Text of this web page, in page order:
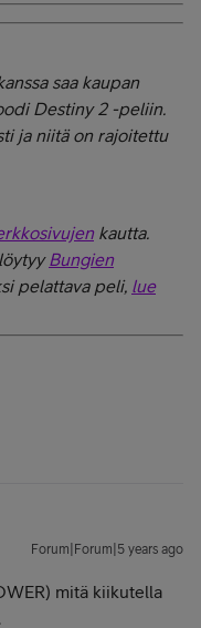
saa kaupan
Destiny 2 -peliin.
ja niitä on rajoitettu
kautta.
Bungien
pelattava peli, lue
Forum|Forum|5 years ago
mitä kiikutella